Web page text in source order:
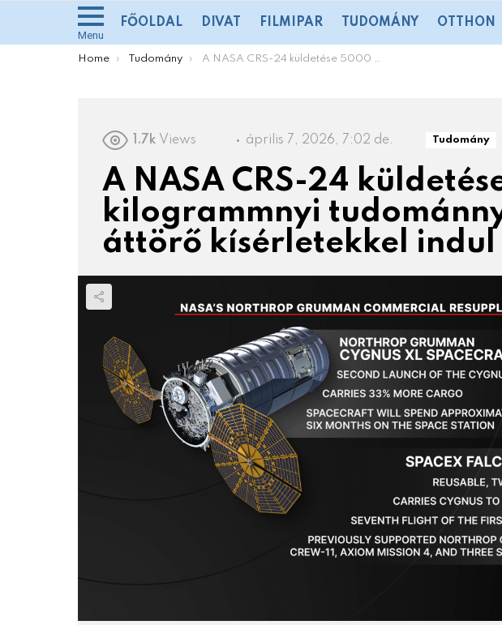
Menu
FŐOLDAL DIVAT FILMIPAR TUDOMÁNY OTTHON
You are here:
Home Tudomány A NASA CRS-24 küldetése 5000 kilogrammnyi tudománnyal és áttörő kísérletekkel indul
1.7k Views április 7, 2026, 7:02 de. Tudomány
A NASA CRS-24
kilogrammnyi
áttörő kísérletekkel indul